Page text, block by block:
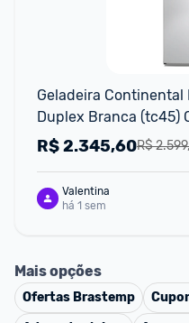
Geladeira Continental
Duplex Branca (tc45)
R$
R$2.345,60
Valentina
há 1 sem
Mais opções
Ofertas Brastemp